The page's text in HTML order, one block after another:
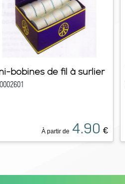
bobines de fil à surlier
À partir de 4.90 €